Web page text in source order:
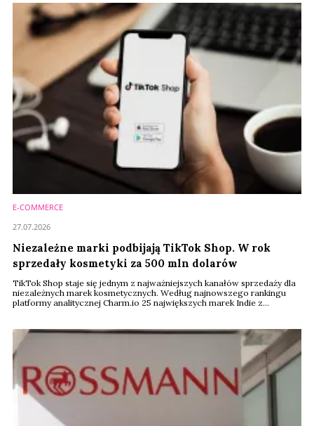
E-COMMERCE
Niezależne marki podbijają TikTok Shop. W rok
sprzedały kosmetyki za 500 mln dolarów
TikTok Shop staje się jednym z najważniejszych kanałów sprzedaży dla
niezależnych marek kosmetycznych. Według najnowszego rankingu
platformy analitycznej Charm.io 25 największych marek Indie z
została południowokoreańska marka Dr. Melaxin, która odpowiadała za
niemal 28 proc. całego obrotu.
27.07.2026